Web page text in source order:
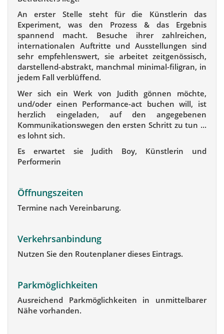
An erster Stelle steht für die Künstlerin das
Experiment, was den Prozess & das Ergebnis
spannend macht. Besuche ihrer zahlreichen,
internationalen Auftritte und Ausstellungen sind
sehr empfehlenswert, sie arbeitet zeitgenössisch,
darstellend-abstrakt, manchmal minimal-filigran, in
jedem Fall verblüffend.
Wer sich ein Werk von Judith gönnen möchte,
und/oder einen Performance-act buchen will, ist
herzlich eingeladen, auf den angegebenen
Kommunikationswegen den ersten Schritt zu tun ...
es lohnt sich.
Es erwartet sie Judith Boy, Künstlerin und
Performerin
Öffnungszeiten
Termine nach Vereinbarung.
Verkehrsanbindung
Nutzen Sie den Routenplaner dieses Eintrags.
Parkmöglichkeiten
Ausreichend Parkmöglichkeiten in unmittelbarer
Nähe vorhanden.